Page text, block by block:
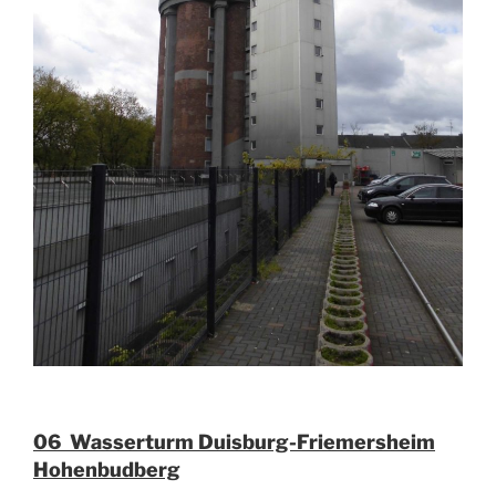
06 Wasserturm Duisburg-Friemersheim
Hohenbudberg